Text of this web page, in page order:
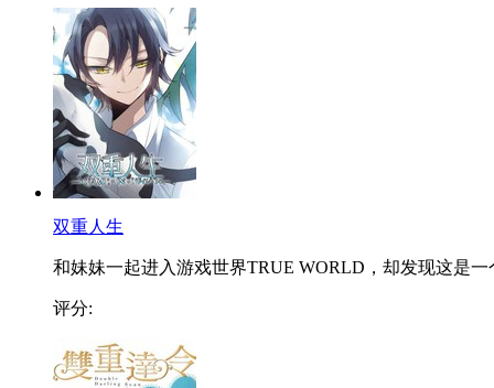
双重人生
和妹妹一起进入游戏世界TRUE WORLD，却发现这是一
评分: